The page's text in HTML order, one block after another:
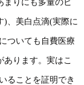
まりにも多量のビ
)、美白点滴(実際に
ついても自費医療
ります。実はこ
ることを証明でき